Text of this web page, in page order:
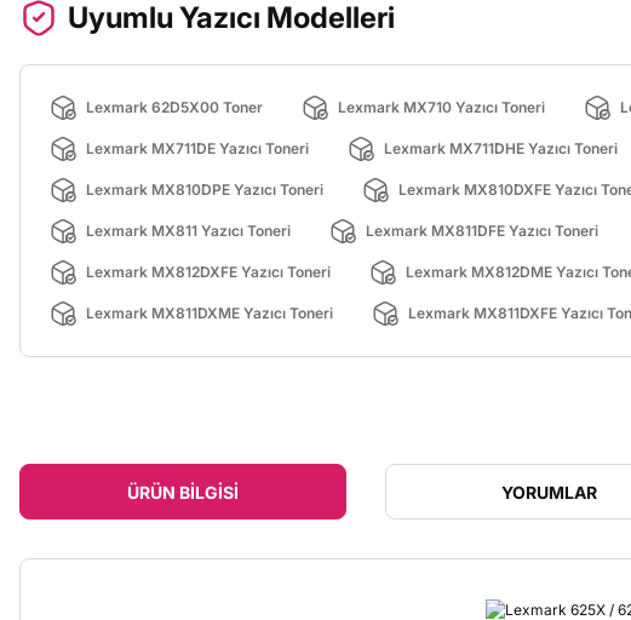
Uyumlu Yazıcı Modelleri
Lexmark 62D5X00 Toner Lexmark MX710 Yazıcı Toneri
Lexmark MX711DE Yazıcı Toneri Lexmark MX711DHE Yazıcı Toneri
Lexmark MX810DPE Yazıcı Toneri Lexmark MX810DXFE Yazıcı
Lexmark MX811 Yazıcı Toneri Lexmark MX811DFE Yazıcı Toneri
Lexmark MX812DXFE Yazıcı Toneri Lexmark MX812DME Yazıcı
Lexmark MX811DXME Yazıcı Toneri Lexmark MX811DXFE Yazıcı
ÜRÜN BILGISI YORUMLAR